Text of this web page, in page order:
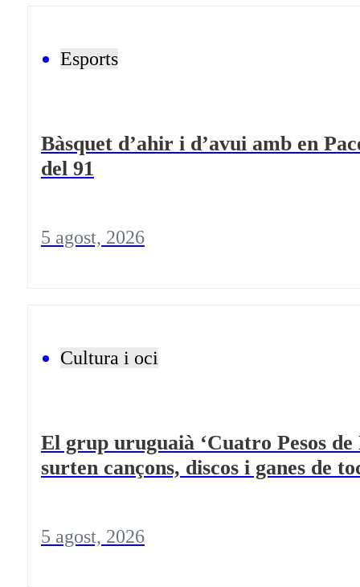
Esports
Bàsquet d’ahir i d’avui amb en
del 91
5 agost, 2026
Cultura i oci
El grup uruguaià ‘Cuatro Pesos
surten cançons, discos i ganes de
5 agost, 2026